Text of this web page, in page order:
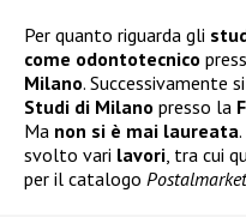
Per quanto riguarda gli
come odontotecnico
Milano. Successivamente
Studi di Milano presso la
Ma non si è mai laureata
svolto vari lavori , tra cui
per il catalogo Postalmarket